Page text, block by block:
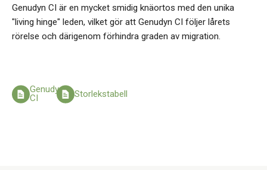
Genudyn CI är en mycket smidig knäortos med den unika
"living hinge" leden, vilket gör att Genudyn CI följer lårets
rörelse och därigenom förhindra graden av migration.
Genudyn
CI
Storlekstabell